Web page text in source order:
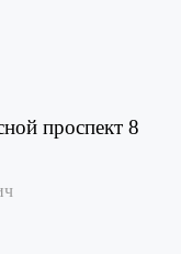
проспект 8